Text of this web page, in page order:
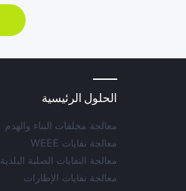
الحلول الرئيسية
معالجة مخلفات البناء والهدم
معالجة نفايات WEEE
معالجة النفايات الصلبة البلدية
معالجة نفايات الإطارات